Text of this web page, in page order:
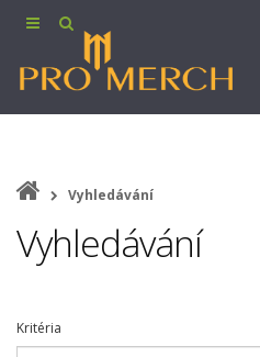
Vyhledávání
Vyhledávání
Kritéria